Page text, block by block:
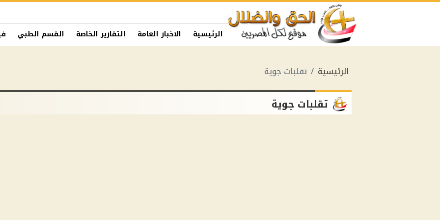
الرئيسية الاخبار العامة التقارير الخاصة القسم الطبي
الرئيسية تقلبات جوية
تقلبات جوية